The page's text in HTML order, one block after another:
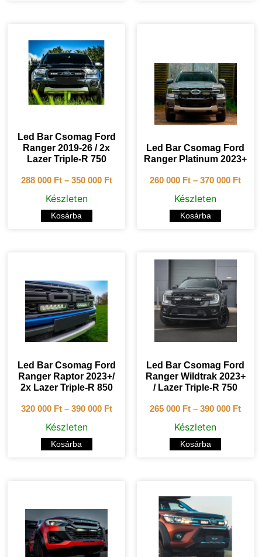
Led Bar Csomag Ford
Ranger 2019-26 / 2x
Lazer Triple-R 750
288 000 Ft– 350 000 Ft
Készleten
Kosárba
Led Bar Csomag Ford
Ranger Platinum 2023+
260 000 Ft –370 000 Ft
Készleten
Kosárba
Led Bar Csomag Ford
Ranger Raptor 2023+/
2x Lazer Triple-R 850
320 000 Ft– 390 000 Ft
Készleten
Kosárba
Led Bar Csomag Ford
Ranger Wildtrak 2023+
/ Lazer Triple-R 750
265 000 Ft –390 000 Ft
Készleten
Kosárba